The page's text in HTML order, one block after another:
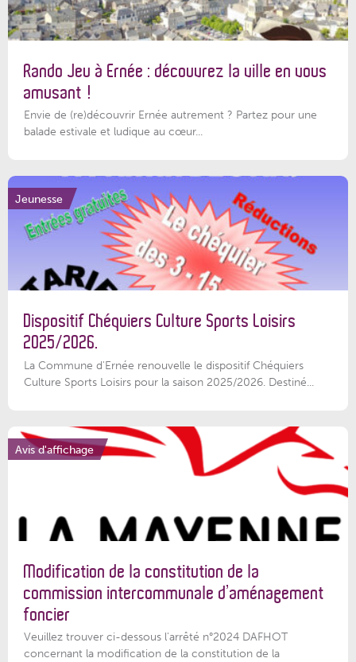
Rando Jeu à Ernée : découvrez la ville en vous
amusant !
Envie de (re)découvrir Ernée autrement ? Partez pour une
balade estivale et ludique au cœur...
Jeunesse
Dispositif Chéquiers Culture Sports Loisirs
2025/2026.
La Commune d'Ernée renouvelle le dispositif Chéquiers
Culture Sports Loisirs pour la saison 2025/2026. Destiné...
Avis d'affichage
Modification de la constitution de la
commission intercommunale d’aménagement
foncier
Veuillez trouver ci-dessous l'arrêté n°2024 DAFHOT
concernant la modification de la constitution de la